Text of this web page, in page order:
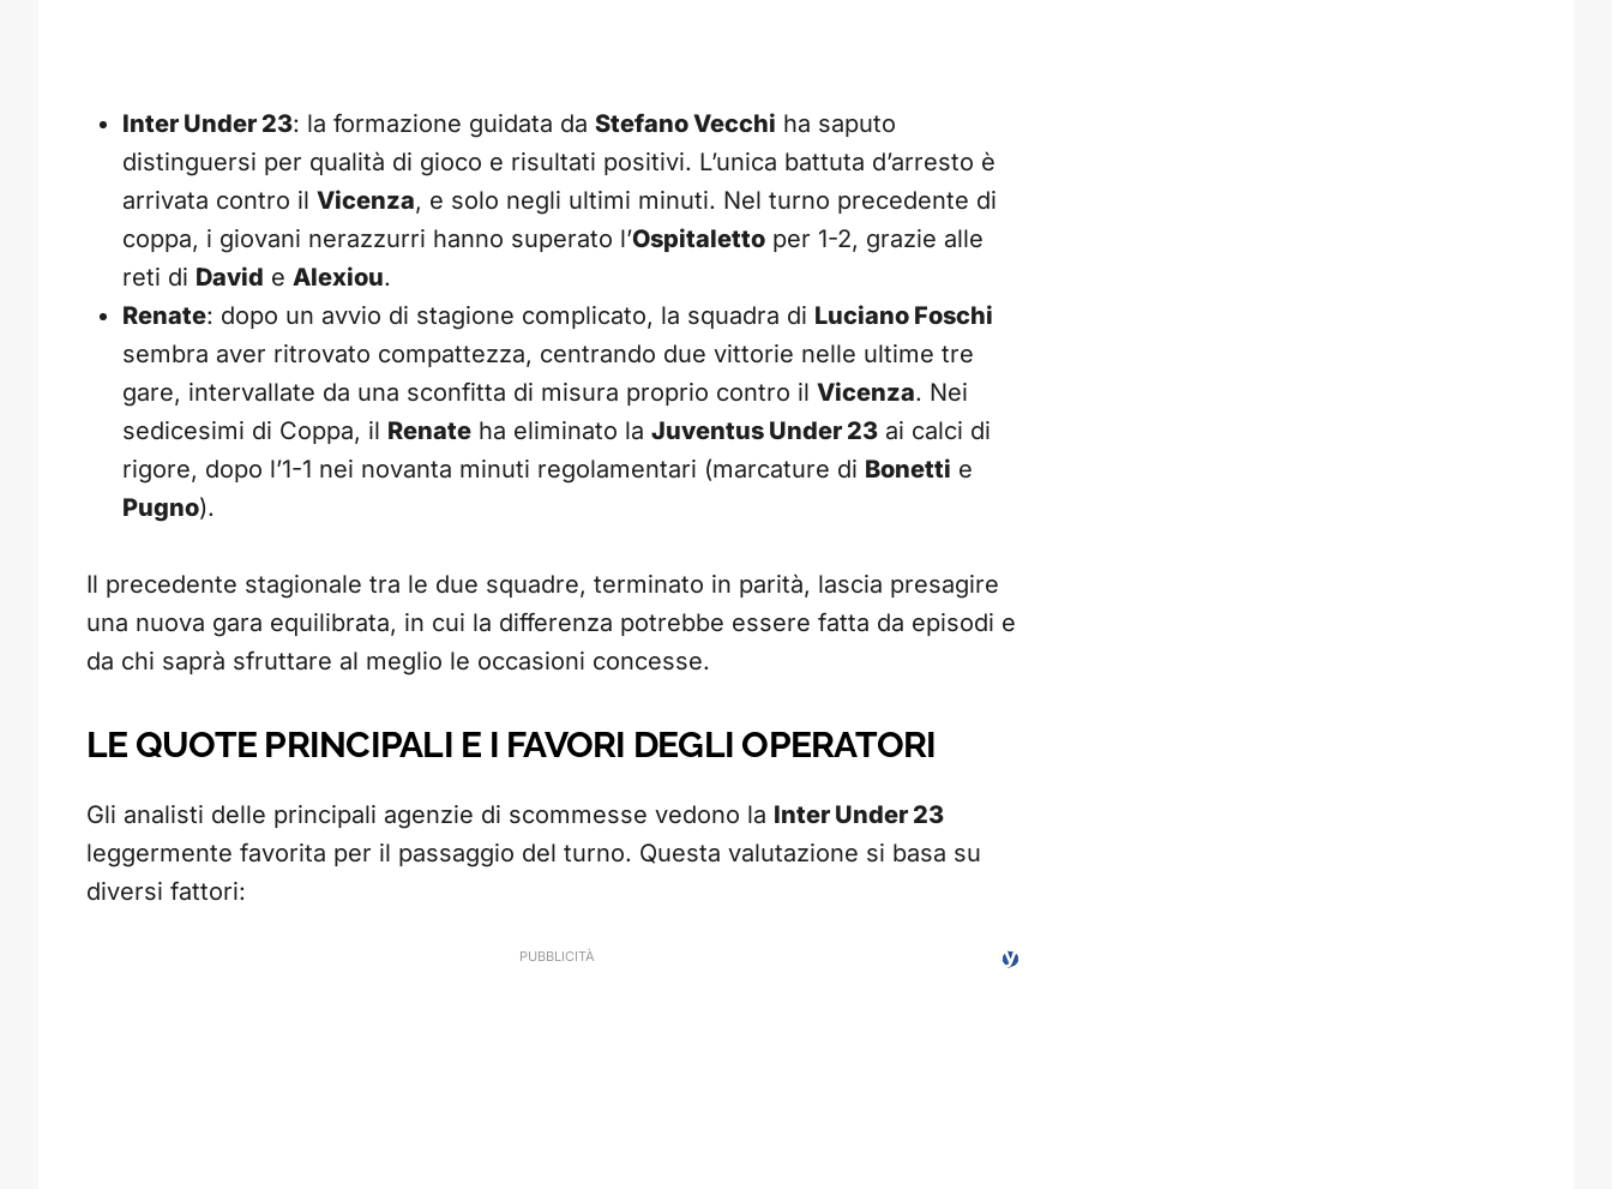
Inter Under 23: la formazione guidata da Stefano Vecchi ha saputo
distinguersi per qualità di gioco e risultati positivi. L’unica battuta d’arresto è
arrivata contro il Vicenza, e solo negli ultimi minuti. Nel turno precedente di
coppa, i giovani nerazzurri hanno superato l’Ospitaletto per 1-2, grazie alle
reti di David e Alexiou.
Renate: dopo un avvio di stagione complicato, la squadra di Luciano Foschi
sembra aver ritrovato compattezza, centrando due vittorie nelle ultime tre
gare, intervallate da una sconfitta di misura proprio contro il Vicenza. Nei
sedicesimi di Coppa, il Renate ha eliminato la Juventus Under 23 ai calci di
rigore, dopo l’1-1 nei novanta minuti regolamentari (marcature di Bonetti e
Pugno).
Il precedente stagionale tra le due squadre, terminato in parità, lascia presagire
una nuova gara equilibrata, in cui la differenza potrebbe essere fatta da episodi e
da chi saprà sfruttare al meglio le occasioni concesse.
LE QUOTE PRINCIPALI E I FAVORI DEGLI OPERATORI
Gli analisti delle principali agenzie di scommesse vedono la Inter Under 23
leggermente favorita per il passaggio del turno. Questa valutazione si basa su
diversi fattori: